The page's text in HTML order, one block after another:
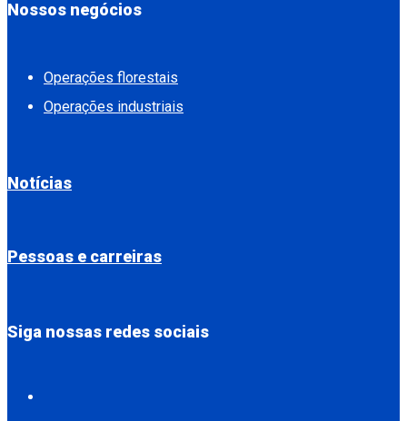
Nossos negócios
Operações florestais
Operações industriais
Notícias
Pessoas e carreiras
Siga nossas redes sociais